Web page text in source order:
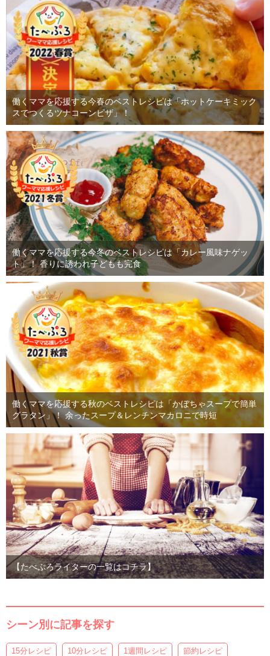
働くママを応援する今春のベストレシピは「ホットケーキミック
スでつくるツナコーンピザ」！
働くママを応援する今冬のベストレシピは「カレー風味ナゲッ
ト」！ 香りに誘われ子どもも完食
働くママを応援する秋のベストレシピは「かぼちゃスープで簡単
グラタン」！ 余ったスープ＆レンチンマカロニで時短
【たべぷろライターの一覧はコチラ】
シーン別に記事を探す
15分レシピ 10分レシピ 1週間レシピ 節約レシピ